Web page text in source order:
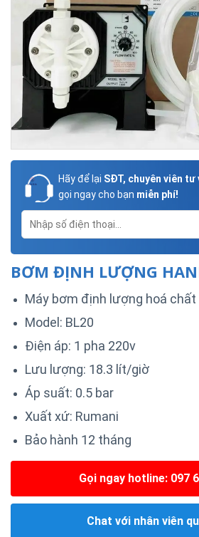
Hãy để lại SĐT, chuyên viên tư
gọi ngay cho bạn miễn phí!
BƠM ĐỊNH LƯỢNG
Máy bơm định lượng hoá chất
Model: BL20
Điện áp: 1 pha 220v
Lưu lượng: 18.3 lít/giờ
Áp suất: 0.5 bar
Xuất xứ: Rumani
Bảo hành 12 tháng
Gọi ngay hotline: 097
Chat với nhân viên